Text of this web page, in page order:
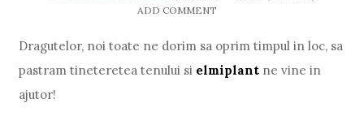
ADD COMMENT
Dragutelor, noi toate ne dorim sa oprim timpul in loc, sa
pastram tineteretea tenului si elmiplant ne vine in
ajutor!